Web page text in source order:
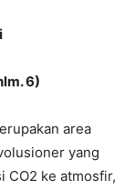
6)
area
yang
CO2 ke atmosfir,